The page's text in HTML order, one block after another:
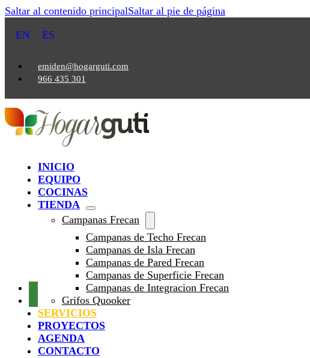
Saltar al contenido principalSaltar al pie de página
EN
ES
emiden@hogarguti.com
966 435 301
INICIO
EQUIPO
COCINAS
TIENDA
Campanas Frecan
Campanas de Techo Frecan
Campanas de Isla Frecan
Campanas de Pared Frecan
Campanas de Superficie Frecan
Campanas de Integracion Frecan
Grifos Quooker
SERVICIOS
PROYECTOS
AGENDA
CONTACTO